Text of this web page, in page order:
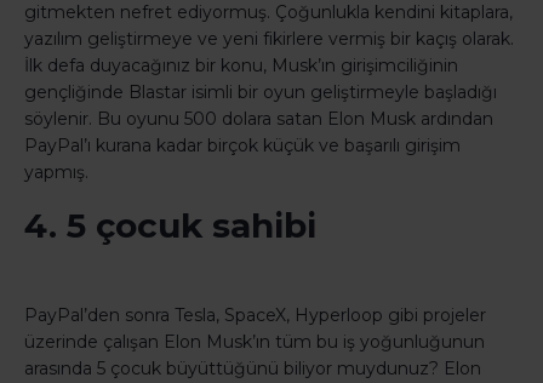
gitmekten nefret ediyormuş. Çoğunlukla kendini kitaplara,
yazılım geliştirmeye ve yeni fikirlere vermiş bir kaçış olarak.
İlk defa duyacağınız bir konu, Musk’ın girişimciliğinin
gençliğinde Blastar isimli bir oyun geliştirmeyle başladığı
söylenir. Bu oyunu 500 dolara satan Elon Musk ardından
PayPal’ı kurana kadar birçok küçük ve başarılı girişim
yapmış.
4. 5 çocuk sahibi
PayPal’den sonra Tesla, SpaceX, Hyperloop gibi projeler
üzerinde çalışan Elon Musk’ın tüm bu iş yoğunluğunun
arasında 5 çocuk büyüttüğünü biliyor muydunuz? Elon